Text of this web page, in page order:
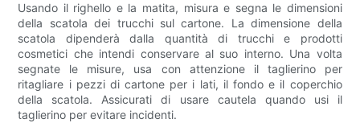
Usando il righello e la matita, misura e segna le dimensioni
della scatola dei trucchi sul cartone. La dimensione della
scatola dipenderà dalla quantità di trucchi e prodotti
cosmetici che intendi conservare al suo interno. Una volta
segnate le misure, usa con attenzione il taglierino per
ritagliare i pezzi di cartone per i lati, il fondo e il coperchio
della scatola. Assicurati di usare cautela quando usi il
taglierino per evitare incidenti.